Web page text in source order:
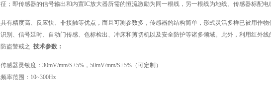
征；即传感器的信号输出和内置IC放大器所需的恒流激励为同一根线，另一根线为地线。传感器标配
具有精度高、反应快、非接触等优点，而且可测参数多，传感器的结构简单，形式灵活多样已被用作
识别、信号延时、自动门传感、色标检出、冲床和剪切机以及安全防护等诸多领域。此外，利用红外
防盗警戒之 技术参数：
传感器灵敏度：30mV/mm/S±5%， 50mV/mm/S±5%（可定制）
频率范围：10~300Hz